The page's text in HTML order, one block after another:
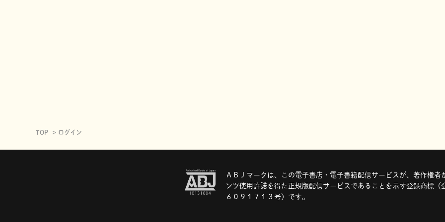
TOP ログイン
ＡＢＪマークは、この電子書店・電子書籍配信サービスが、著作権者
ンツ使用許諾を得た正規版配信サービスであることを示す登録商標（
６０９１７１３号）です。